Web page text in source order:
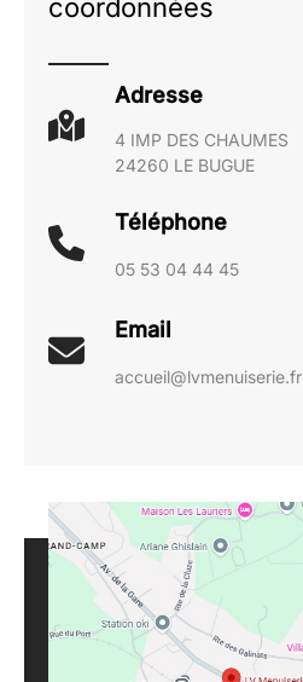
coordonnées
Adresse
4 IMP DES CHAUMES
24260 LE BUGUE
Téléphone
05 53 04 44 45
Email
accueil@lvmenuiserie.fr